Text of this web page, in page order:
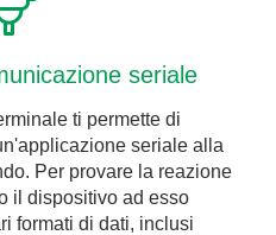
seriale
ti permette di
seriale alla
Per provare la reazione
il dispositivo ad esso
formati di dati, inclusi